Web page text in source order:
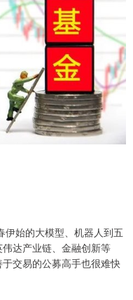
始的大模型、机器人到五
达产业链、金融创新等
交易的公募高手也很难快